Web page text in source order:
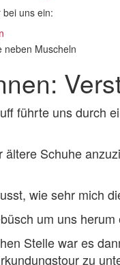
uns ein:
führte uns durch
ältere Schuhe
wie sehr mich
um uns
Stelle war es
zu